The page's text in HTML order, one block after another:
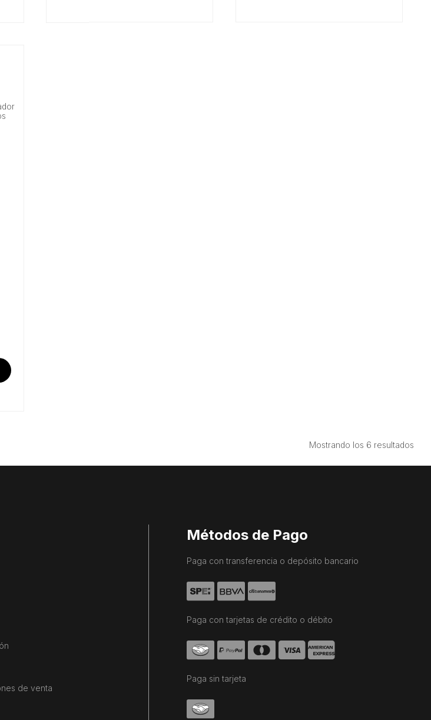
Mostrando los 6 resultados
de venta
Métodos de Pago
Paga con transferencia o depósito bancario
Paga con tarjetas de crédito o débito
Paga sin tarjeta